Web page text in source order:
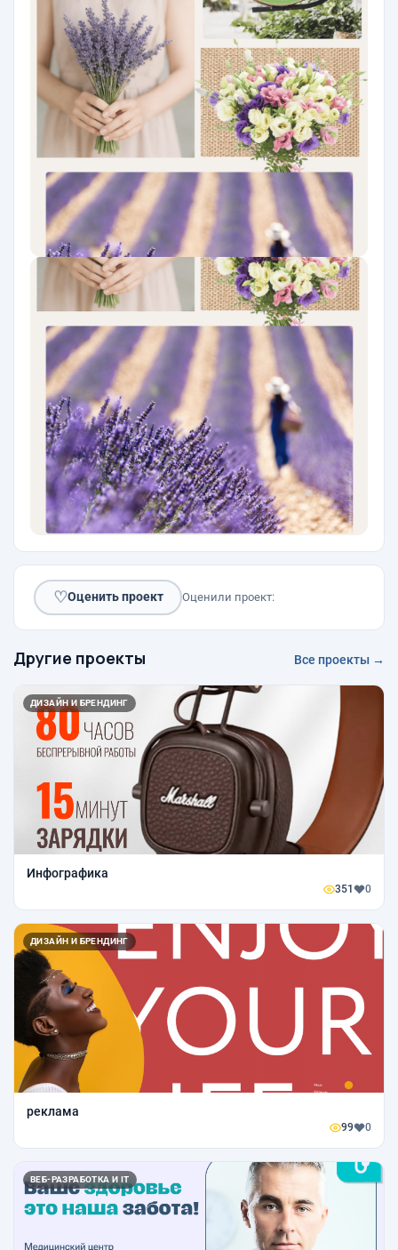
♡Оценить проект Оценили проект:
Другие проекты Все проекты →
ДИЗАЙН И БРЕНДИНГ
Инфографика
351 0
ДИЗАЙН И БРЕНДИНГ
реклама
99 0
ВЕБ-РАЗРАБОТКА И IT